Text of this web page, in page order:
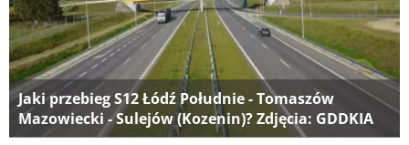
Jaki przebieg S12 Łódź Południe - Tomaszów
Mazowiecki - Sulejów (Kozenin)? Zdjęcia: GDDKIA